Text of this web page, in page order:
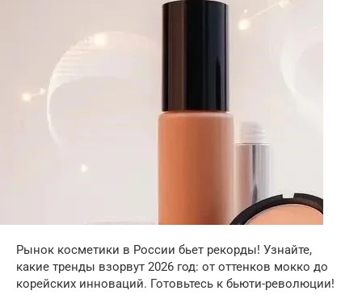
Рынок косметики в России бьет рекорды! Узнайте,
какие тренды взорвут 2026 год: от оттенков мокко до
корейских инноваций. Готовьтесь к бьюти-революции!